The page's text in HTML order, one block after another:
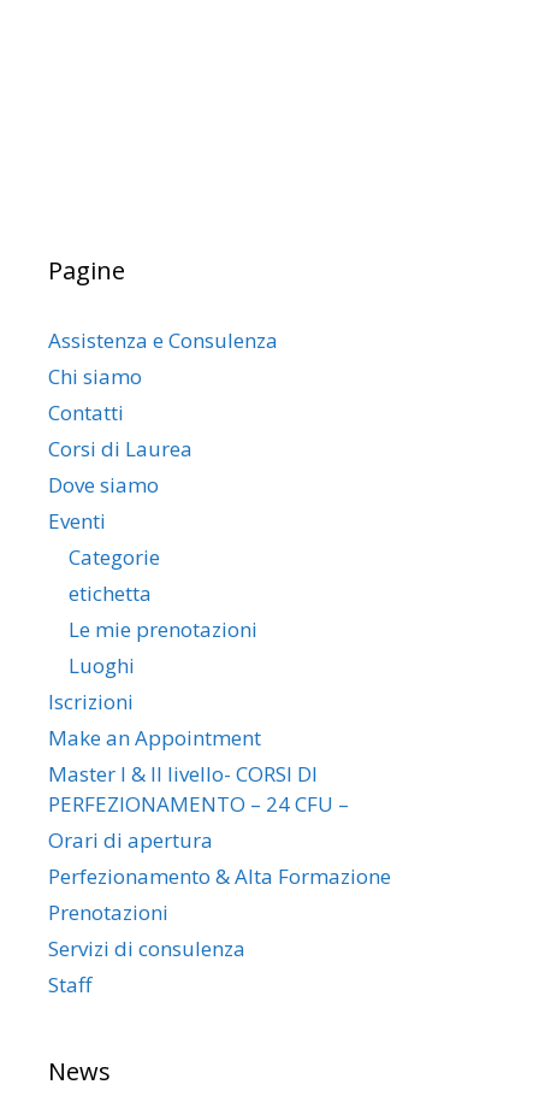
Pagine
Assistenza e Consulenza
Chi siamo
Contatti
Corsi di Laurea
Dove siamo
Eventi
Categorie
etichetta
Le mie prenotazioni
Luoghi
Iscrizioni
Make an Appointment
Master I & II livello- CORSI DI
PERFEZIONAMENTO – 24 CFU –
Orari di apertura
Perfezionamento & Alta Formazione
Prenotazioni
Servizi di consulenza
Staff
News